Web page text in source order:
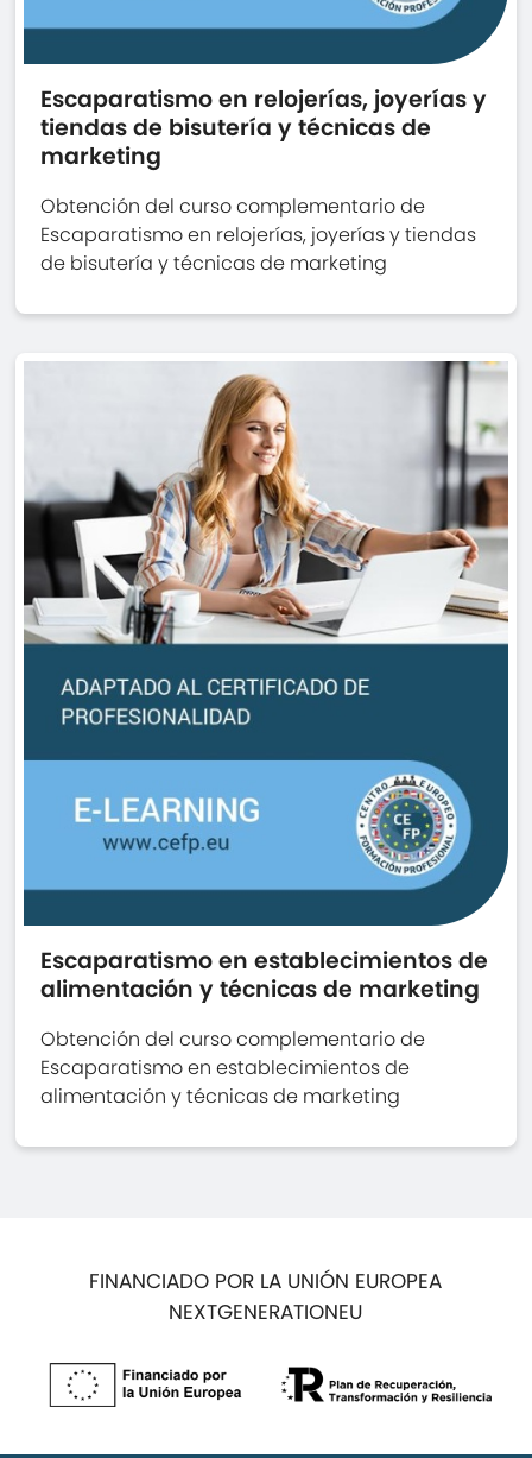
Escaparatismo en relojerías, joyerías y
tiendas de bisutería y técnicas de
marketing
Obtención del curso complementario de
Escaparatismo en relojerías, joyerías y tiendas
de bisutería y técnicas de marketing
Escaparatismo en establecimientos de
alimentación y técnicas de marketing
Obtención del curso complementario de
Escaparatismo en establecimientos de
alimentación y técnicas de marketing
FINANCIADO POR LA UNIÓN EUROPEA
NEXTGENERATIONEU